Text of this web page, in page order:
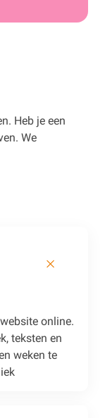
Heb je een
We
online.
teksten en
weken te